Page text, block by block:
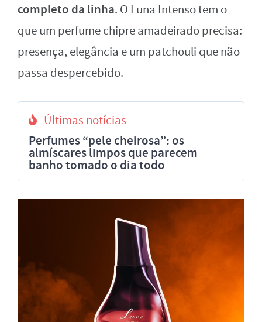
completo da linha. O Luna Intenso tem o
que um perfume chipre amadeirado precisa:
presença, elegância e um patchouli que não
passa despercebido.
Últimas notícias
Perfumes “pele cheirosa”: os
almíscares limpos que parecem
banho tomado o dia todo